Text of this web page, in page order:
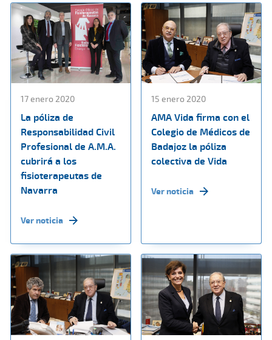
17 enero 2020
La póliza de
Responsabilidad Civil
Profesional de A.M.A.
cubrirá a los
fisioterapeutas de
Navarra
Ver noticia
15 enero 2020
AMA Vida firma con el
Colegio de Médicos de
Badajoz la póliza
colectiva de Vida
Ver noticia